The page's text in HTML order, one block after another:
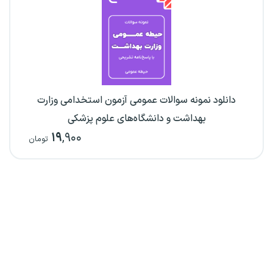
دانلود نمونه سوالات عمومی آزمون استخدامی وزارت
بهداشت و دانشگاه‌های علوم پزشکی
۱۹,۹۰۰ تومان